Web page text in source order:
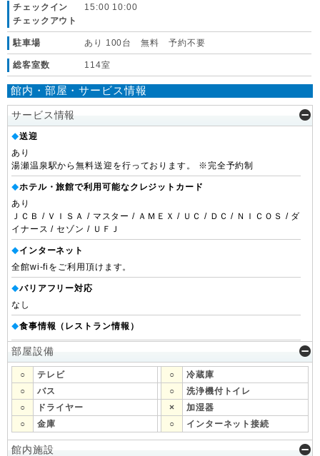
チェックイン
チェックアウト
15:00 10:00
駐車場 あり 100台 無料 予約不要
総客室数 114室
館内・部屋・サービス情報
サービス情報
◆送迎
あり
湯瀬温泉駅から無料送迎を行っております。 ※完全予約制
◆ホテル・旅館で利用可能なクレジットカード
あり
ＪＣＢ / ＶＩＳＡ / マスター / ＡＭＥＸ / ＵＣ / ＤＣ / ＮＩＣＯＳ / ダ
イナース / セゾン / ＵＦＪ
◆インターネット
全館wi-fiをご利用頂けます。
◆バリアフリー対応
なし
◆食事情報（レストラン情報）
部屋設備
○ テレビ ○
冷蔵庫
○
バス ○
洗浄機付トイレ
○
ドライヤー ×
加湿器
○
金庫 ○ インターネット接続
館内施設